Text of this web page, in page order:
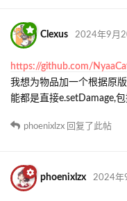
Clexus 2024年9月
https://github.com/
我想为物品加一个根据原
能都是直接e.setDamage,
phoenixlzx 回复了此帖
phoenixlzx 2024年